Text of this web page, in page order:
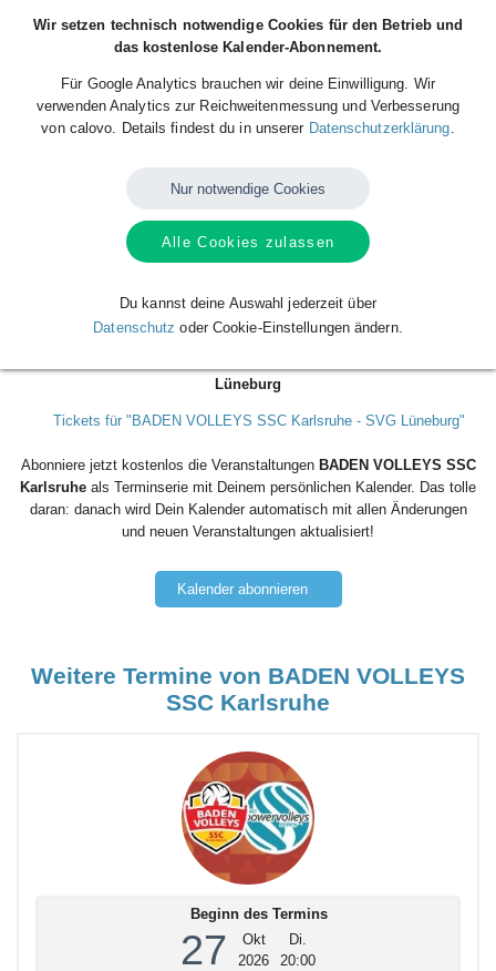
21
Okt
2026
Mi.
20:00
Ende der Veranstaltung
21
Okt
2026
Mi.
22:00
Lina-Radke Halle, Steinhäuser Straße 29, 76135 Karlsruhe
Volleyball Bundesliga in Karlsruhe!
Wir freuen uns auch Dich!
#heissaufvolleyball
Lüneburg
Tickets für "BADEN VOLLEYS SSC Karlsruhe - SVG Lüneburg"
Abonniere jetzt kostenlos die Veranstaltungen BADEN VOLLEYS SSC
Karlsruhe als Terminserie mit Deinem persönlichen Kalender. Das tolle
daran: danach wird Dein Kalender automatisch mit allen Änderungen
und neuen Veranstaltungen aktualisiert!
Kalender abonnieren
Weitere Termine von BADEN VOLLEYS
SSC Karlsruhe
Beginn des Termins
27
Okt
2026
Di.
20:00
Wir setzen technisch notwendige Cookies für den Betrieb und
das kostenlose Kalender-Abonnement.
Für Google Analytics brauchen wir deine Einwilligung. Wir
verwenden Analytics zur Reichweitenmessung und Verbesserung
von calovo. Details findest du in unserer Datenschutzerklärung
Nur notwendige Cookies
Alle Cookies zulassen
Du kannst deine Auswahl jederzeit über
Datenschutz oder Cookie-Einstellungen ändern.